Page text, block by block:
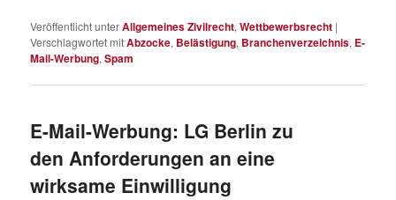
Veröffentlicht unterAllgemeines Zivilrecht,Wettbewerbsrecht |
Verschlagwortet mitAbzocke, Belästigung, Branchenverzeichnis, E-
Mail-Werbung,Spam
E-Mail-Werbung: LG Berlin zu
den Anforderungen an eine
wirksame Einwilligung